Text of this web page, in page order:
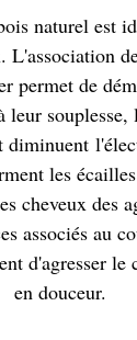
naturel est
L'association
permet de
leur
diminuent
les
cheveux des
associés au
d'agresser
en douceur.